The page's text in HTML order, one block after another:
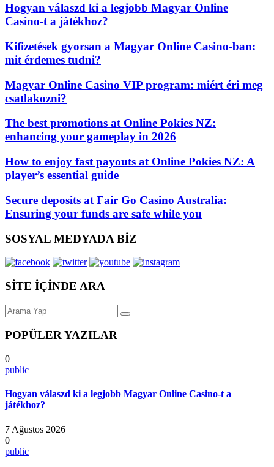
Hogyan válaszd ki a legjobb Magyar Online
Casino-t a játékhoz?
Kifizetések gyorsan a Magyar Online Casino-ban:
mit érdemes tudni?
Magyar Online Casino VIP program: miért éri meg
csatlakozni?
The best promotions at Online Pokies NZ:
enhancing your gameplay in 2026
How to enjoy fast payouts at Online Pokies NZ: A
player’s essential guide
Secure deposits at Fair Go Casino Australia:
Ensuring your funds are safe while you
SOSYAL MEDYADA BİZ
SİTE İÇİNDE ARA
POPÜLER YAZILAR
0
public
Hogyan válaszd ki a legjobb Magyar Online Casino-t a
játékhoz?
7 Ağustos 2026
0
public